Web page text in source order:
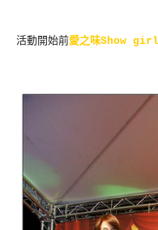
活動開始前愛之味Show girl